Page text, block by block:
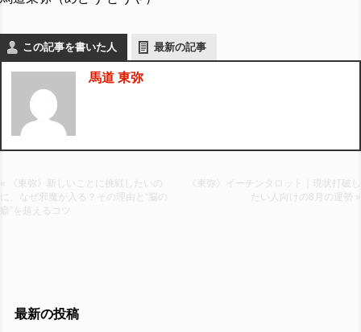
この記事を書いた人 最新の記事
馬道 東弥
« 《東弥》新しいことに挑戦したいの
に、なぜ邪魔が入る？その理由と“脳の
癖”を超えるコツ
《東弥》イーチンタロット｜現状打破し
たい人向けの8月の運勢 »
最新の投稿